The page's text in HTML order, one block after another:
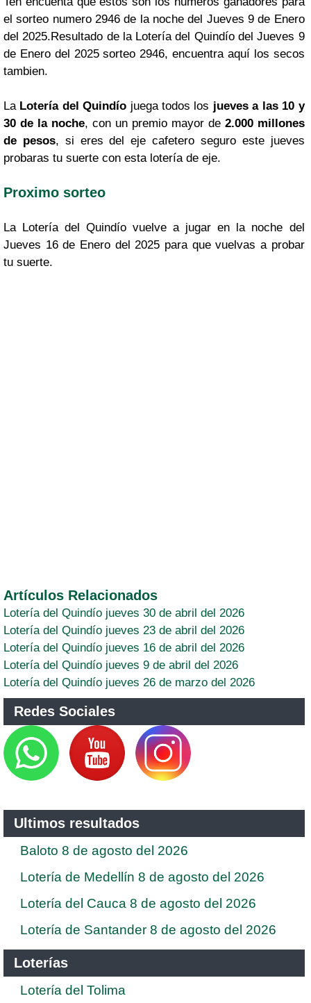
el sorteo numero 2946 de la noche del Jueves 9 de Enero
del 2025.Resultado de la Lotería del Quindío del Jueves 9
de Enero del 2025 sorteo 2946, encuentra aquí los secos
tambien.
La Lotería del Quindío juega todos los jueves a las 10 y
30 de la noche, con un premio mayor de 2.000 millones
de pesos, si eres del eje cafetero seguro este jueves
probaras tu suerte con esta lotería de eje.
Proximo sorteo
La Lotería del Quindío vuelve a jugar en la noche del
Jueves 16 de Enero del 2025 para que vuelvas a probar
tu suerte.
Artículos Relacionados
Lotería del Quindío jueves 30 de abril del 2026
Lotería del Quindío jueves 23 de abril del 2026
Lotería del Quindío jueves 16 de abril del 2026
Lotería del Quindío jueves 9 de abril del 2026
Lotería del Quindío jueves 26 de marzo del 2026
Redes Sociales
Ultimos resultados
Baloto 8 de agosto del 2026
Lotería de Medellín 8 de agosto del 2026
Lotería del Cauca 8 de agosto del 2026
Lotería de Santander 8 de agosto del 2026
Loterías
Lotería del Tolima